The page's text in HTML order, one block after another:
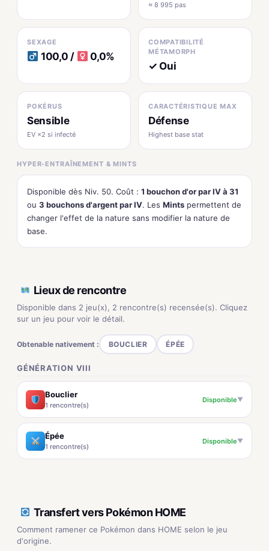
≈ 8 995 pas
SEXAGE
100,0 / 0,0%
COMPATIBILITÉ
MÉTAMORPH
✓ Oui
POKÉRUS
Sensible
EV ×2 si infecté
CARACTÉRISTIQUE MAX
Défense
Highest base stat
HYPER-ENTRAÎNEMENT & MINTS
Disponible dès Niv. 50. Coût : 1 bouchon d'or par IV à 31
ou 3 bouchons d'argent par IV. Les Mints permettent de
changer l'effet de la nature sans modifier la nature de
base.
Lieux de rencontre
Disponible dans 2 jeu(x), 2 rencontre(s) recensée(s). Cliquez
sur un jeu pour voir le détail.
Obtenable nativement : BOUCLIER ÉPÉE
GÉNÉRATION VIII
Bouclier
1 rencontre(s)
Disponible▼
Épée
1 rencontre(s)
Disponible▼
Transfert vers Pokémon HOME
Comment ramener ce Pokémon dans HOME selon le jeu
d'origine.